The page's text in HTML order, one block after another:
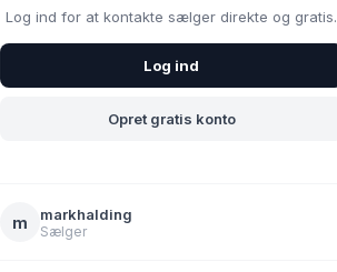
Log ind for at kontakte sælger direkte og gratis.
Log ind
Opret gratis konto
m markhalding
Sælger